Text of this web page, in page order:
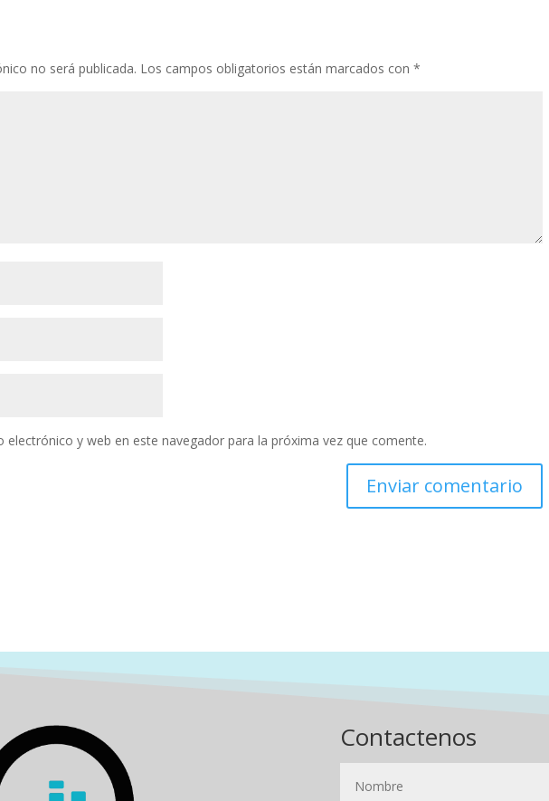
no será publicada. Los campos obligatorios están marcados con*
electrónico y web en este navegador para la próxima vez que comente.
Contactenos